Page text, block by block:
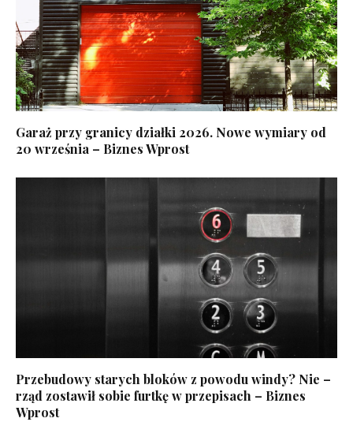
Garaż przy granicy działki 2026. Nowe wymiary od
20 września – Biznes Wprost
Przebudowy starych bloków z powodu windy? Nie –
rząd zostawił sobie furtkę w przepisach – Biznes
Wprost